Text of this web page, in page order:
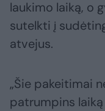
laukimo laiką, o
sutelkti į
atvejus.
„Šie pakeitimai
patrumpins